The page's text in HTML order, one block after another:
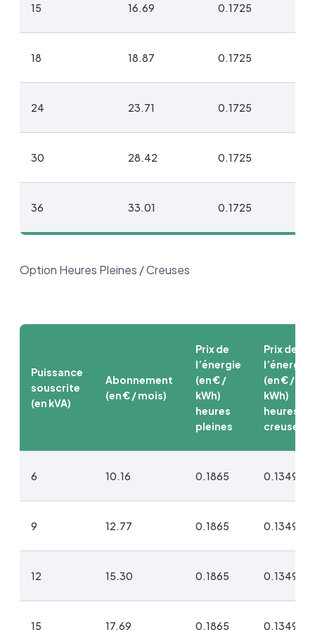
15 16.69 0.1725
18 18.87 0.1725
24 23.71 0.1725
30 28.42 0.1725
36 33.01 0.1725
Option Heures Pleines / Creuses
Puissance
souscrite
(en kVA)
Abonnement
(en € / mois)
Prix de
l’énergie
(en € /
kWh)
heures
pleines
Prix de
l’énergie
(en € /
kWh)
heures
creuses
6 10.16 0.1865 0.1349
9 12.77 0.1865 0.1349
12 15.30 0.1865 0.1349
15 17.69 0.1865 0.1349